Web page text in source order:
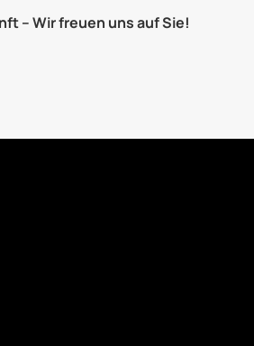
– Wir freuen uns auf Sie!